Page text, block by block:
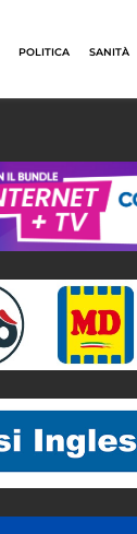
POLITICA SANITÀ